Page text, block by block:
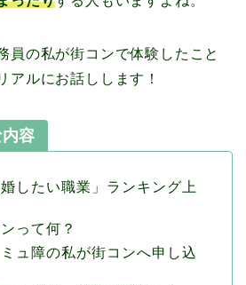
員の私が街コンで体験したこと
アルにお話しします！
容
したい職業」ランキング上
って何？
ミュ障の私が街コンへ申し込